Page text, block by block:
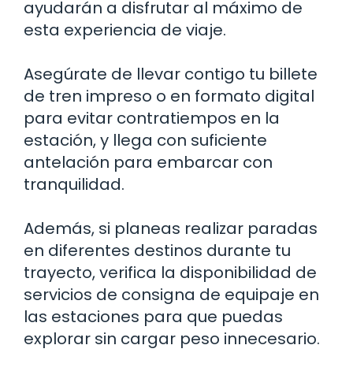
ayudarán a disfrutar al máximo de
esta experiencia de viaje.
Asegúrate de llevar contigo tu billete
de tren impreso o en formato digital
para evitar contratiempos en la
estación, y llega con suficiente
antelación para embarcar con
tranquilidad.
Además, si planeas realizar paradas
en diferentes destinos durante tu
trayecto, verifica la disponibilidad de
servicios de consigna de equipaje en
las estaciones para que puedas
explorar sin cargar peso innecesario.